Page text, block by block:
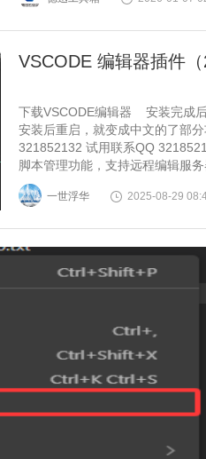
VSCODE 编辑器插件（
下载VSCODE编辑器 安装完成
安装后重启，就变成中文的了部
321852132 试用联系QQ
脚本管理功能，支持远程编辑服
服务器功能 （需要配合服务器软
软件）支持大纲视图支持代码补
一世浮华 2025-08-29